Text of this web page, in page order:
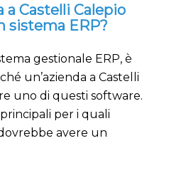
a Castelli Calepio
sistema ERP?
gestionale ERP, è
un’azienda a Castelli
uno di questi software.
per i quali
avere un